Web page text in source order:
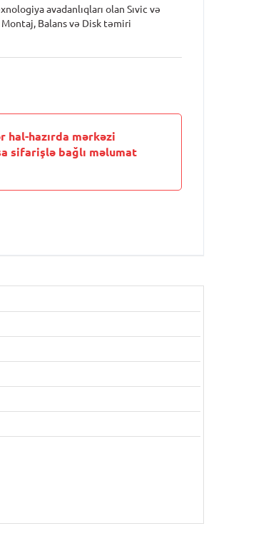
avadanlıqları olan Sıvic və
Balans və Disk təmiri
hazırda mərkəzi
sifarişlə bağlı məlumat